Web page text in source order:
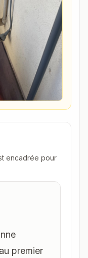
encadrée pour
premier